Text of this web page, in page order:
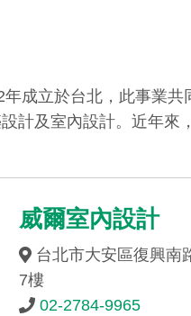
成立於台北，此事業
計及室內設計。近年來
威爾室內設計
台北市大安區復興南
7樓
02-2784-9965